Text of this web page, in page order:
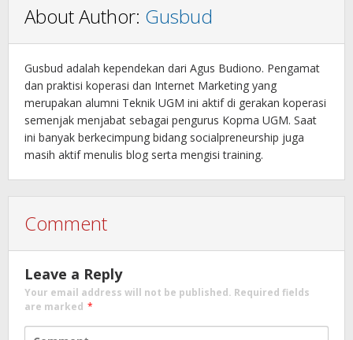
About Author: Gusbud
Gusbud adalah kependekan dari Agus Budiono. Pengamat
dan praktisi koperasi dan Internet Marketing yang
merupakan alumni Teknik UGM ini aktif di gerakan koperasi
semenjak menjabat sebagai pengurus Kopma UGM. Saat
ini banyak berkecimpung bidang socialpreneurship juga
masih aktif menulis blog serta mengisi training.
Comment
Leave a Reply
Your email address will not be published. Required fields
are marked *